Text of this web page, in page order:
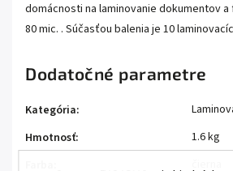
domácnosti na laminovanie dokumentov
80 mic. . Súčasťou balenia je 10
Dodatočné parametre
Kategória:
Hmotnosť:
1.6 kg